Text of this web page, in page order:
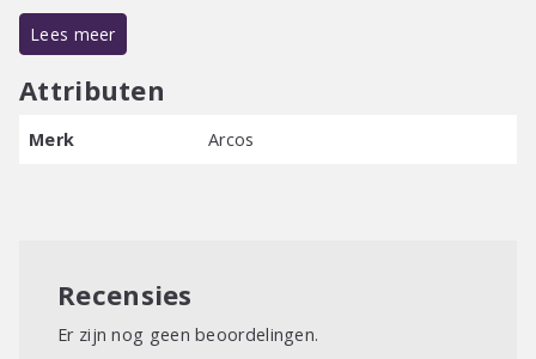
Afmetingen:
Lees meer
Attributen
Merk Arcos
Recensies
Er zijn nog geen beoordelingen.